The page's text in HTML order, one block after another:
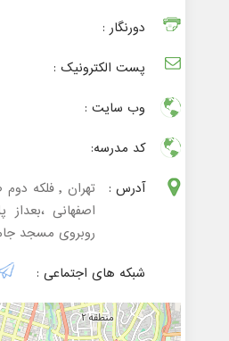
دورنگار :
پست الکترونیک :
وب سایت :
کد مدرسه:
آدرس :
تهران , فلکه دوم
اصفهانی
روبروی مسجد
شبکه های اجتماعی :